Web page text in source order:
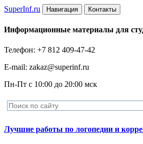
SuperInf.ru Навигация Контакты
Информационные материалы для
Телефон: +7 812 409-47-42
E-mail: zakaz@superinf.ru
Пн-Пт с 10:00 до 20:00 мск
Лучшие работы по логопедии и